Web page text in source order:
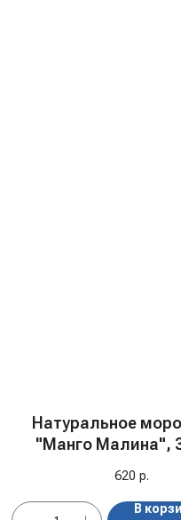
Натуральное
"Манго Малина",
620 р.
В